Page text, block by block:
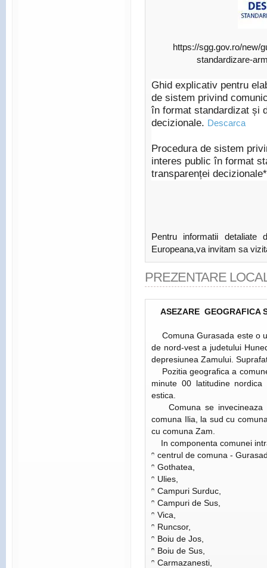
https://sgg.gov.ro/new/
standardizare-
Ghid explicativ pentru
de sistem privind
în format standardizat și
decizionale. Descarca
Procedura de sistem
interes public în format
transparenței
Pentru informatii detaliate
Europeana,va invitam sa
PREZENTARE
ASEZARE GEOGRAFICA
Comuna Gurasada este o
de nord-vest a judetului
depresiunea Zamului.
Pozitia geografica a
minute 00 latitudine
estica.
Comuna se invecineaza
comuna Ilia, la sud cu
cu comuna Zam.
In componenta comunei
centrul de comuna -
Gothatea,
Ulies,
Campuri Surduc,
Campuri de Sus,
Vica,
Runcsor,
Boiu de Jos,
Boiu de Sus,
Carmazanesti,